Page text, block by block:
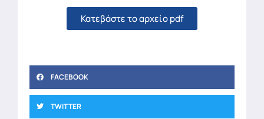
Κατεβάστε το αρχείο pdf
FACEBOOK
TWITTER